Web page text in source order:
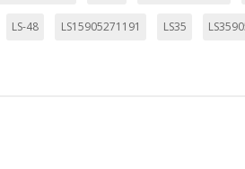
LS-48 LS15905271191 LS35